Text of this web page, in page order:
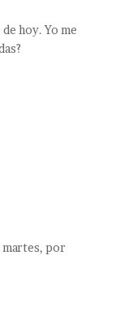
hoy. Yo me
por